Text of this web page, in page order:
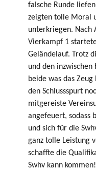
falsche Runde
zeigten tolle Moral
unterkriegen. Nach
Vierkampf 1
Geländelauf. Trotz
und den
beide was das
den Schlussspurt
mitgereiste
angefeuert, sodass
und sich für die
ganz tolle Leistung
schaffte die
Swhv kann kommen!